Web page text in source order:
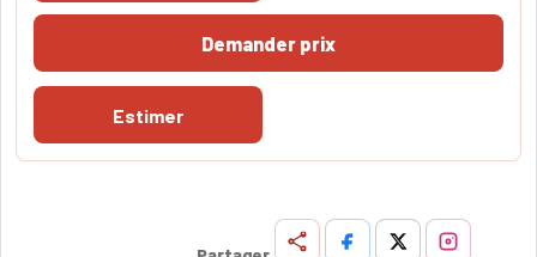
Demander prix
Estimer